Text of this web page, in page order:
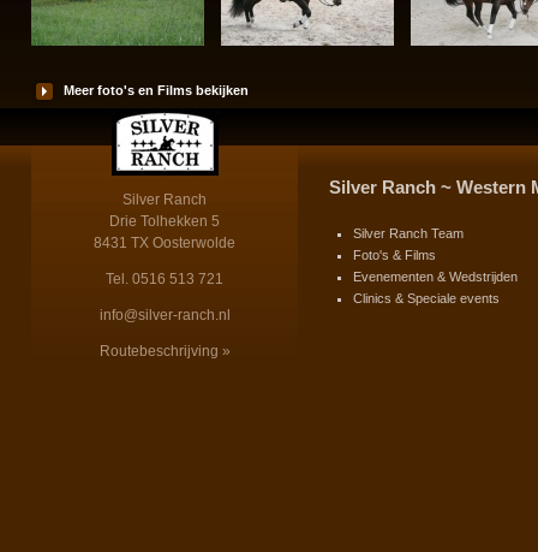
Meer foto's en Films bekijken
Silver Ranch
Drie Tolhekken 5
8431 TX Oosterwolde
Tel. 0516 513 721
info@silver-ranch.nl
Routebeschrijving »
Silver Ranch ~ Western
Silver Ranch Team
Foto's & Films
Evenementen & Wedstrijden
Clinics & Speciale events